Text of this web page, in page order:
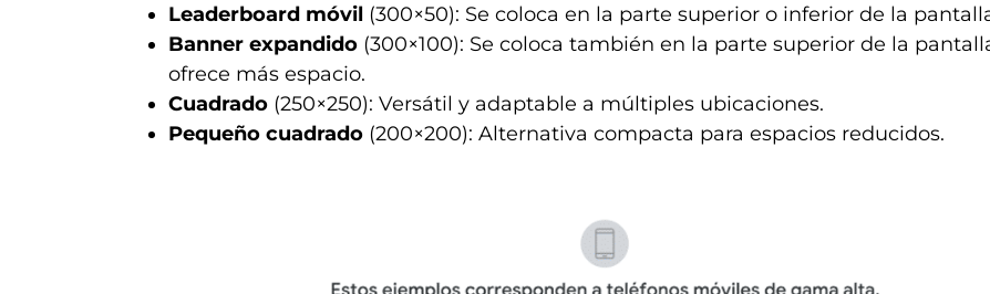
Leaderboard móvil (300×50): Se coloca en la parte superior o inferior de la
Banner expandido (300×100): Se coloca también en la parte superior de la
ofrece más espacio.
Cuadrado (250×250): Versátil y adaptable a múltiples ubicaciones.
Pequeño cuadrado (200×200): Alternativa compacta para espacios reducidos.